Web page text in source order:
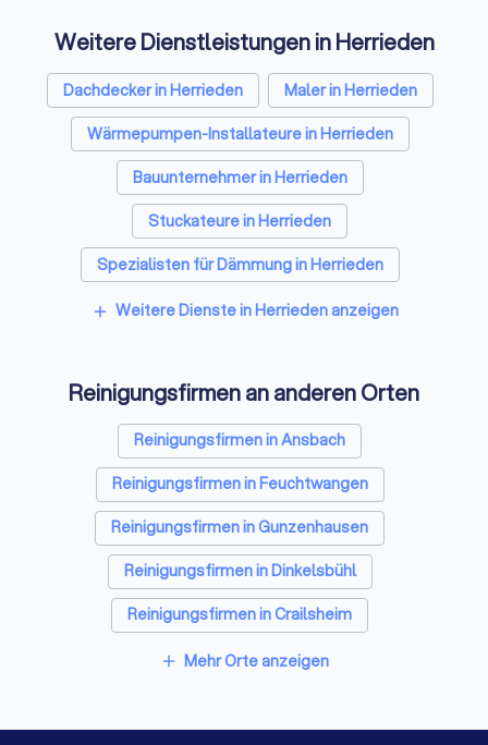
Weitere Dienstleistungen in Herrieden
Dachdecker in Herrieden
Maler in Herrieden
Wärmepumpen-Installateure in Herrieden
Bauunternehmer in Herrieden
Stuckateure in Herrieden
Spezialisten für Dämmung in Herrieden
Umzugsunternehmen in Herrieden
Sicherheitstechniker in Herrieden
Trockenbauer in Herrieden
Sanitärinstallateure in Herrieden
Fliesenleger in Herrieden
Fensterbauer in Herrieden
Bodenleger in Herrieden
add Weitere Dienste in Herrieden anzeigen
Reinigungsfirmen an anderen Orten
Reinigungsfirmen in Ansbach
Reinigungsfirmen in Feuchtwangen
Reinigungsfirmen in Gunzenhausen
Reinigungsfirmen in Dinkelsbühl
Reinigungsfirmen in Crailsheim
Reinigungsfirmen in Langenzenn
add Mehr Orte anzeigen